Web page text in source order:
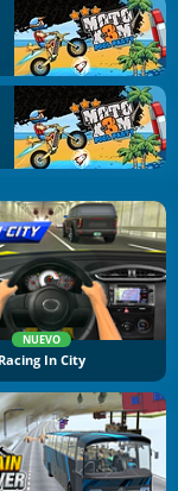
NUEVO
Racing In City